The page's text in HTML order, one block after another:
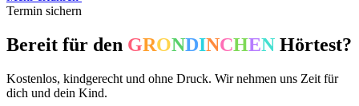
Termin sichern
Bereit für den GRONDINCHEN Hörtest?
Kostenlos, kindgerecht und ohne Druck. Wir nehmen uns Zeit für
dich und dein Kind.